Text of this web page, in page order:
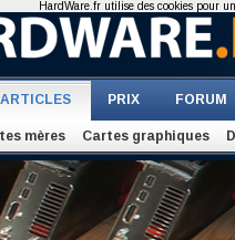
ARTICLES PRIX FORUM
mères Cartes graphiques
HardWare.fr utilise des cookies pour